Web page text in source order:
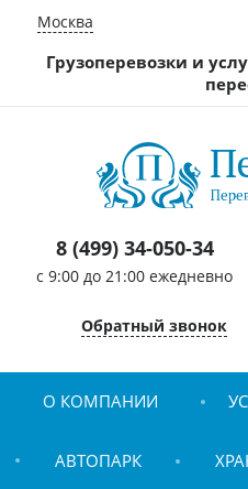
Москва
Грузоперевозки и
8 (499) 34-050-34
c 9:00 до 21:00 ежедневно
Обратный звонок
О КОМПАНИИ
АВТОПАРК